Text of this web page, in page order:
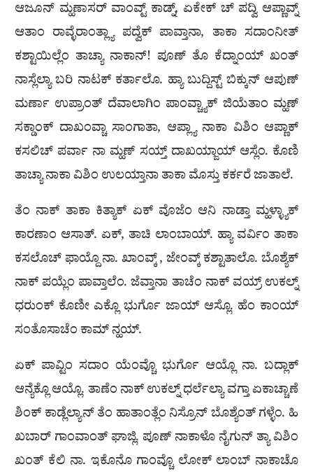
ಆಜೂನ್ ಮ್ಹಣಾಸರ್ ವಾಂವ್ಟ್ ಕಾಡ್ನ್, ಏಕೇಕ್ ಚ್ ಪದ್ವಿ ಆಪ್ಣಾವ್ನ್
ಆತಾಂ ರಾವ್ಳೆರಾಂತ್ಲ್ಯಾ ಪದ್ವೆಕ್ ಪಾವ್ತಾನಾ, ತಾಕಾ ಸದಾಂನೀತ್
ಕಶ್ಟಾಯಿಲ್ಲೆಂ ತಾಚ್ಯಾ ನಾಕಾನ್! ಪೂಣ್ ತೊ ಕೆದ್ನಾಂಯ್ ಖಂತ್
ನಾಸ್ಲೆಲ್ಯಾ ಬರಿ ನಾಟಕ್ ಕರ್ತಾಲೊ. ಹ್ಯಾ ಬುದ್ದಿಸ್ಟ್ ಬಿಕ್ಕುನ್ ಆಪುಣ್
ಮರ್ಣಾ ಉಪ್ರಾಂತ್ ದೆವಾಲಾಗಿಂ ಪಾಂವ್ಚ್ಯಾಕ್ ಜಿಯೆತಾಂ ಮ್ಹಣ್
ಸಕ್ಡಾಂಕ್ ದಾಖಂವ್ಚಾ ಸಾಂಗಾತಾ, ಆಪ್ಲ್ಯಾ ನಾಕಾ ವಿಶಿಂ ಆಪ್ಣಾಕ್
ಕಸಲಿಚ್ ಪರ್ವಾ ನಾ ಮ್ಹಣ್ ಸಯ್ತ್ ದಾಖಯ್ಜಾಯ್ ಆಸ್ಲೆಂ. ಕೊಣಿ
ತಾಚ್ಯಾ ನಾಕಾ ವಿಶಿಂ ಉಲಯ್ತಾನಾ ತಾಕಾ ಮೊಸ್ತು ಕರ್ಕರೆ ಜಾತಾಲೆ.
ತೆಂ ನಾಕ್ ತಾಕಾ ಕಿತ್ಯಾಕ್ ಏಕ್ ವೊಜೆಂ ಆನಿ ನಾಡ್ತಾ ಮ್ಹಳ್ಳ್ಯಾಕ್
ಕಾರಣಾಂ ಆಸಾತ್. ಏಕ್, ತಾಚಿ ಲಾಂಬಾಯ್. ಹ್ಯಾ ವರ್ವಿಂ ತಾಕಾ
ಕಸಲೊಚ್ ಫಾಯ್ದೊ ನಾ. ಖಾಂವ್ಕ್ , ಜೇಂವ್ಕ್ ಕಶ್ಟಾತಾಲೊ. ಬೊಶ್ಯೆಕ್
ನಾಕ್ ಪಯ್ಲೆಂ ಪಾವ್ತಾಲೆಂ. ಜೆವ್ತಾನಾ ತಾಚೆಂ ನಾಕ್ ವಯ್ರ್ ಉಕಲ್ನ್
ಧರುಂಕ್ ಕೊಣೀ ಎಕ್ಲೊ ಭುರ್ಗೊ ಜಾಯ್ ಆಸ್ಲೊ. ಹೆಂ ಕಾಂಯ್
ಸಂತೊಸಾಚೆಂ ಕಾಮ್ ನ್ಹಯ್.
ಏಕ್ ಪಾವ್ಟಿಂ ಸದಾಂ ಯೆಂವ್ಚೊ ಭುರ್ಗೊ ಆಯ್ಲೊ ನಾ. ಬದ್ಲಾಕ್
ಆನ್ಯೆಕ್ಲೊ ಆಯ್ಲೊ. ತಾಣೆಂ ನಾಕ್ ಉಕಲ್ನ್ ಧರ್ಲೆಲ್ಯಾ ವಗ್ತಾ ಏಕಾಚ್ಚಾಣೆ
ಶಿಂಕ್ ಕಾಡ್ಲೆಲ್ಯಾನ್ ತೆಂ ಹಾತಾಂತ್ಲೆಂ ನಿಸ್ರೊನ್ ಬೊಶ್ಯೆಂತ್ ಗಳ್ಳೆಂ. ಹಿ
ಖಬಾರ್ ಗಾಂವಾಂತ್ ಘಾಜ್ಲಿ. ಪೂಣ್ ನಾಕಾಳೊ ನೈಗುನ್ ತ್ಯಾ ವಿಶಿಂ
ಖಂತ್ ಕೆಲಿ ನಾ. ಇಕೊನೊ ಗಾಂವ್ಚೊ ಲೋಕ್ ಲಾಂಬ್ ನಾಕಾಚೊ